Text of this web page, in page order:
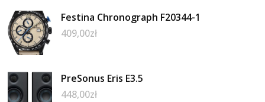
Festina Chronograph F20344-1
409,00zł
PreSonus Eris E3.5
448,00zł